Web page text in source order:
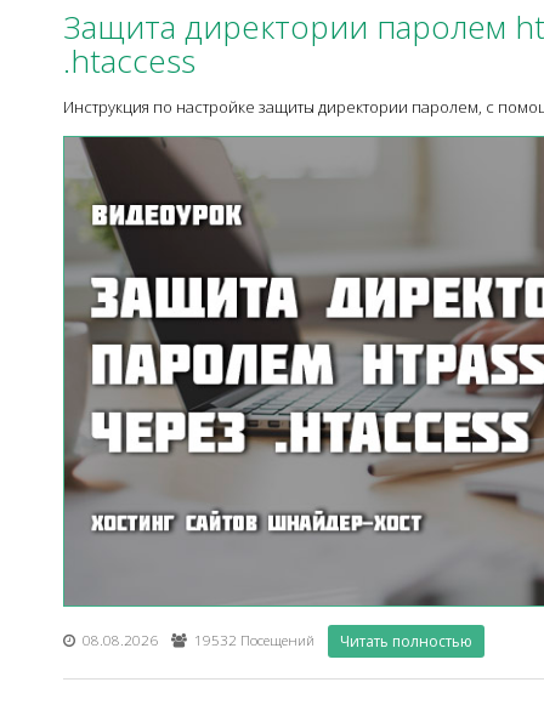
Защита директории паролем
.htaccess
Инструкция по настройке защиты директории паролем, с
08.08.2026 19532 Посещений Читать полностью